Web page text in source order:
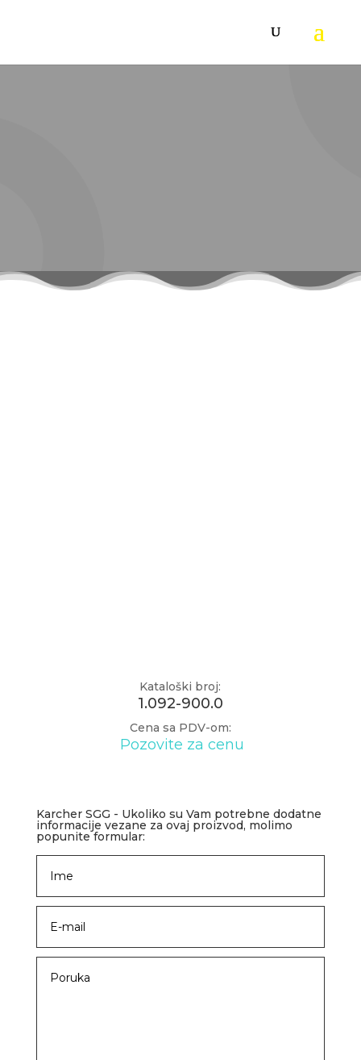
Kataloški broj:
1.092-900.0
Cena sa PDV-om:
Pozovite za cenu
Karcher SGG - Ukoliko su Vam potrebne dodatne
informacije vezane za ovaj proizvod, molimo
popunite formular: